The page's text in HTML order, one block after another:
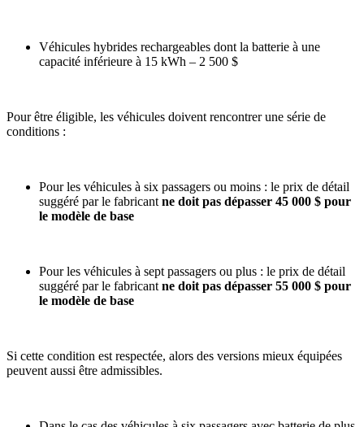
Véhicules hybrides rechargeables dont la batterie à une
capacité inférieure à 15 kWh – 2 500 $
Pour être éligible, les véhicules doivent rencontrer une série de
conditions :
Pour les véhicules à six passagers ou moins : le prix de détail
suggéré par le fabricant ne doit pas dépasser 45 000 $ pour
le modèle de base
Pour les véhicules à sept passagers ou plus : le prix de détail
suggéré par le fabricant ne doit pas dépasser 55 000 $ pour
le modèle de base
Si cette condition est respectée, alors des versions mieux équipées
peuvent aussi être admissibles.